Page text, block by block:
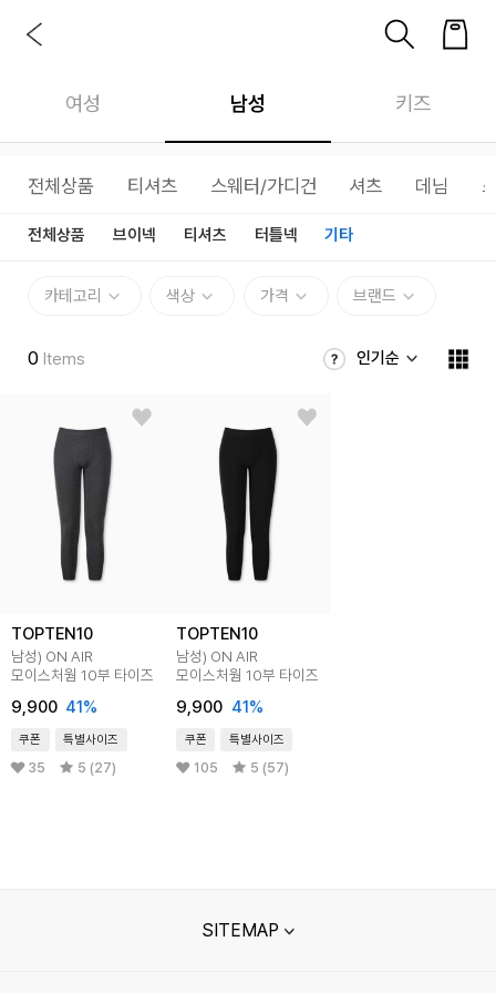
여성 남성 키즈
전체상품 티셔츠 스웨터/가디건 셔츠 데님
전체상품 브이넥 티셔츠 터틀넥 기타
카테고리 색상 가격 브랜드
0 Items 인기순
TOPTEN10
남성) ON AIR
모이스처웜 10부 타이즈
9,900 41%
쿠폰 특별사이즈
35 5 (27)
TOPTEN10
남성) ON AIR
모이스처웜 10부 타이즈
9,900 41%
쿠폰 특별사이즈
105 5 (57)
SITEMAP